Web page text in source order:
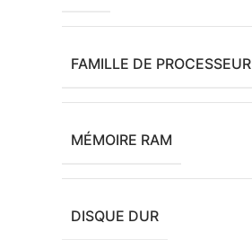
FAMILLE DE PROCESSEUR
MÉMOIRE RAM
DISQUE DUR